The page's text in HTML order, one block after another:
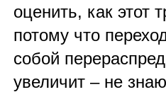
оценить, как этот
потому что
собой
увеличит – не